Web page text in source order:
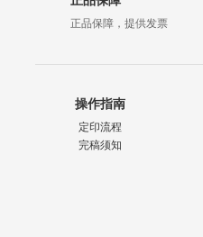
正品保障，提供发票
操作指南
定印流程
完稿须知